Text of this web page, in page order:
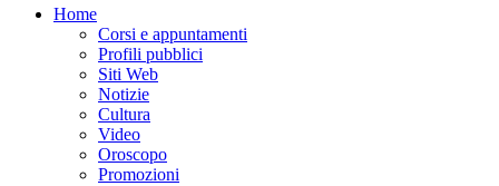
Home
Corsi e appuntamenti
Profili pubblici
Siti Web
Notizie
Cultura
Video
Oroscopo
Promozioni